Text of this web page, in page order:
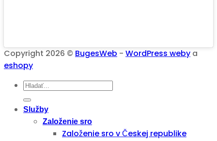
Copyright 2026 © BugesWeb - WordPress weby a
eshopy
Služby
Založenie sro
Založenie sro v Českej republike